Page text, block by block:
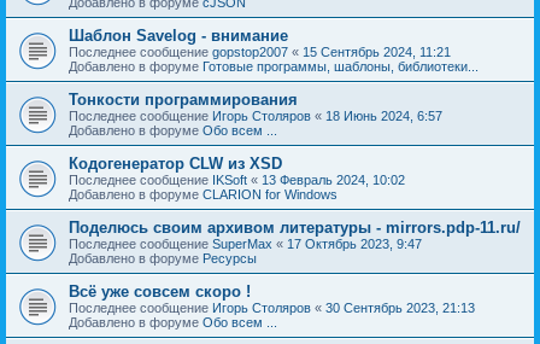
Шаблон Savelog - внимание
Последнее сообщение gopstop2007 « 15 Сентябрь 2024, 11:21
Добавлено в форуме Готовые программы, шаблоны, библиотеки...
Тонкости программирования
Последнее сообщение Игорь Столяров « 18 Июнь 2024, 6:57
Добавлено в форуме Обо всем ...
Кодогенератор CLW из XSD
Последнее сообщение IKSoft « 13 Февраль 2024, 10:02
Добавлено в форуме CLARION for Windows
Поделюсь своим архивом литературы - mirrors.pdp-11.ru/
Последнее сообщение SuperMax « 17 Октябрь 2023, 9:47
Добавлено в форуме Ресурсы
Всё уже совсем скоро !
Последнее сообщение Игорь Столяров « 30 Сентябрь 2023, 21:13
Добавлено в форуме Обо всем ...